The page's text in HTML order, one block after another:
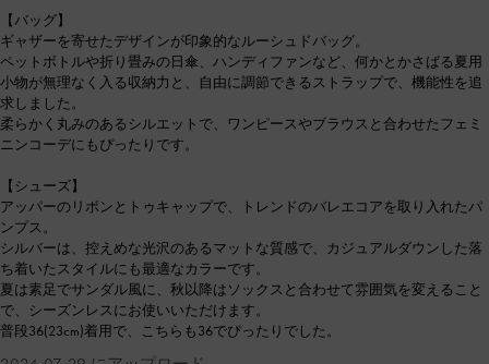
【バッグ】
ギャザーを寄せたデザインが印象的なルーシュドバッグ。
ペットボトルや折り畳みの日傘、ハンディファンなど、何かとかさばる夏用
小物が無理なく入る収納力と、自由に調節できるストラップで、機能性を追
求しました。
柔らかく丸みのあるシルエットで、ワンピースやブラウスと合わせたフェミ
ニンコーデにもぴったりです。
【シューズ】
アッパーのリボンとトゥキャップで、トレンドのバレエコアを取り入れたパ
ンプス。
シルバーは、控えめな光沢のあるマットな質感で、カジュアルダウンした落
ち着いたスタイルにも最適なカラーです。
夏は素足でサンダル風に、秋以降はソックスと合わせて雰囲気を変えること
で、シーズンレスにお使いいただけます。
普段36(23cm)着用で、こちらも36でぴったりでした。